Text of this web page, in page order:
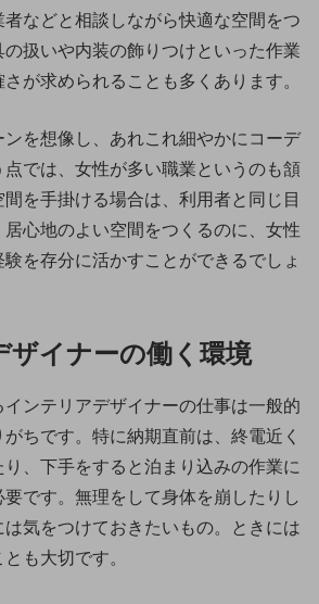
などと相談しながら快適な空間をつ
の扱いや内装の飾りつけといった作業
が求められることも多くあります。
を想像し、あれこれ細やかにコーデ
点では、女性が多い職業というのも頷
を手掛ける場合は、利用者と同じ目
心地のよい空間をつくるのに、女性
を存分に活かすことができるでしょ
ザイナーの働く環境
ンテリアデザイナーの仕事は一般的
ちです。特に納期直前は、終電近く
り、下手をすると泊まり込みの作業に
です。無理をして身体を崩したりし
気をつけておきたいもの。ときには
も大切です。